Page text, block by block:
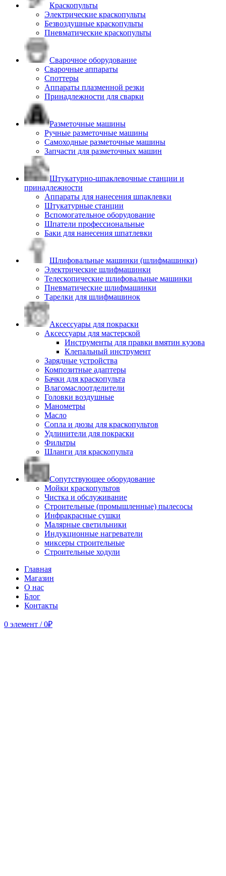
Краскопульты
Электрические краскопульты
Безвоздушные краскопульты
Пневматические краскопульты
Сварочное оборудование
Сварочные аппараты
Споттеры
Аппараты плазменной резки
Принадлежности для сварки
Разметочные машины
Ручные разметочные машины
Самоходные разметочные машины
Запчасти для разметочных машин
Штукатурно-шпаклевочные станции и
принадлежности
Аппараты для нанесения шпаклевки
Штукатурные станции
Вспомогательное оборудование
Шпатели профессиональные
Баки для нанесения шпатлевки
Шлифовальные машинки (шлифмашинки)
Электрические шлифмашинки
Телескопические шлифовальные машинки
Пневматические шлифмашинки
Тарелки для шлифмашинок
Аксессуары для покраски
Аксессуары для мастерской
Инструменты для правки вмятин кузова
Клепальный инструмент
Зарядные устройства
Композитные адаптеры
Бачки для краскопульта
Влагомаслоотделители
Головки воздушные
Манометры
Масло
Сопла и дюзы для краскопультов
Удлинители для покраски
Фильтры
Шланги для краскопульта
Сопутствующее оборудование
Мойки краскопультов
Чистка и обслуживание
Строительные (промышленные) пылесосы
Инфракрасные сушки
Малярные светильники
Индукционные нагреватели
миксеры строительные
Строительные ходули
Главная
Магазин
О нас
Блог
Контакты
0 элемент / 0₽